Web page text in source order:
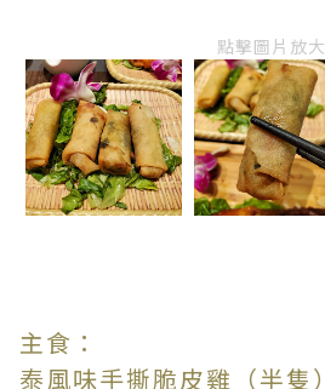
點擊圖片放大
主食：
泰風味手撕脆皮雞（半隻）